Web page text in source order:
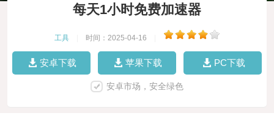
每天1小时免费加速器
工具 时间：2025-04-16
安卓下载 苹果下载 PC下载
安卓市场，安全绿色